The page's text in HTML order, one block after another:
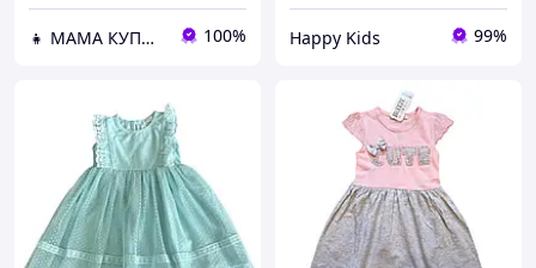
👧 МАМА КУПИ 🌞 100% Happy Kids 99%